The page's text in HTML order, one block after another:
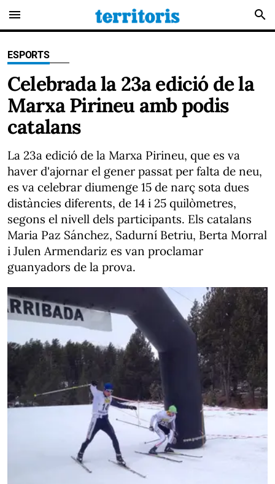
menu search
ESPORTS
Celebrada la 23a edició de la
Marxa Pirineu amb podis
catalans
La 23a edició de la Marxa Pirineu, que es va
haver d'ajornar el gener passat per falta de neu,
es va celebrar diumenge 15 de narç sota dues
distàncies diferents, de 14 i 25 quilòmetres,
segons el nivell dels participants. Els catalans
Maria Paz Sánchez, Sadurní Betriu, Berta Morral
i Julen Armendariz es van proclamar
guanyadors de la prova.